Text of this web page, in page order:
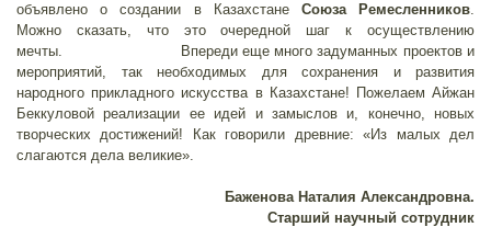
объявлено о создании в Казахстане Союза Ремесленников.
Можно сказать, что это очередной шаг к осуществлению
мечты. Впереди еще много задуманных проектов и
мероприятий, так необходимых для сохранения и развития
народного прикладного искусства в Казахстане! Пожелаем Айжан
Беккуловой реализации ее идей и замыслов и, конечно, новых
творческих достижений! Как говорили древние: «Из малых дел
слагаются дела великие».
Баженова Наталия Александровна.
Старший научный сотрудник